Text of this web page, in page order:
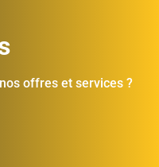
offres et services ?